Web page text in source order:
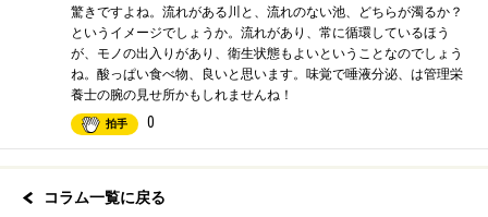
驚きですよね。流れがある川と、流れのない池、どちらが濁るか？
というイメージでしょうか。流れがあり、常に循環しているほう
が、モノの出入りがあり、衛生状態もよいということなのでしょう
ね。酸っぱい食べ物、良いと思います。味覚で唾液分泌、は管理栄
養士の腕の見せ所かもしれませんね！
拍手 0
コラム一覧に戻る